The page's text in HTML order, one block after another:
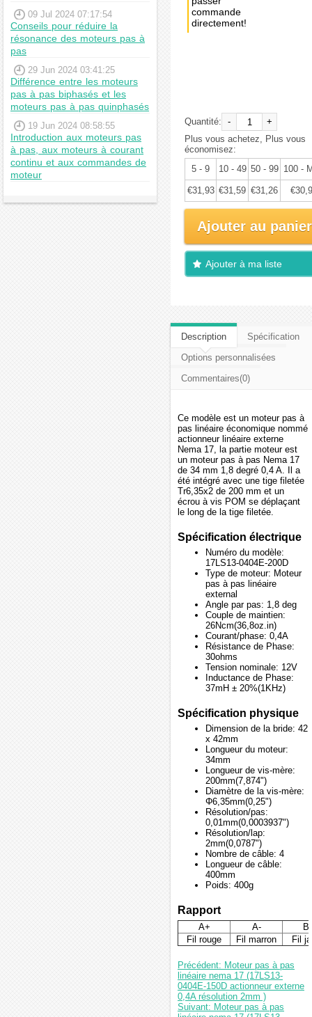
09 Jul 2024 07:17:54
Conseils pour réduire la
résonance des moteurs pas à
pas
29 Jun 2024 03:41:25
Différence entre les moteurs
pas à pas biphasés et les
moteurs pas à pas quinphasés
19 Jun 2024 08:58:55
Introduction aux moteurs pas
à pas, aux moteurs à courant
continu et aux commandes de
moteur
commande
directement!
Quantité: -
+
Plus vous achetez, Plus vous
économisez:
5 - 9
10 - 49 50 - 99 100 -
€31,93 €31,59 €31,26
Ajouter au panier
Ajouter à ma liste
Description
Spécification
Options personnalisées
Commentaires(0)
Ce modèle est un moteur pas à
pas linéaire économique nommé
actionneur linéaire externe
Nema 17, la partie moteur est
un moteur pas à pas Nema 17
de 34 mm 1,8 degré 0,4 A. Il a
été intégré avec une tige filetée
Tr6,35x2 de 200 mm et un
écrou à vis POM se déplaçant
le long de la tige filetée.
Spécification électrique
Numéro du modèle:
17LS13-0404E-200D
Type de moteur: Moteur
pas à pas linéaire
external
Angle par pas: 1,8 deg
Couple de maintien:
26Ncm(36,8oz.in)
Courant/phase: 0,4A
Résistance de Phase:
30ohms
Tension nominale: 12V
Inductance de Phase:
37mH ± 20%(1KHz)
Spécification physique
Dimension de la bride: 42
x 42mm
Longueur du moteur:
34mm
Longueur de vis-mère:
200mm(7,874")
Diamètre de la vis-mère:
Φ6,35mm(0,25")
Résolution/pas:
0,01mm(0,0003937")
Résolution/lap:
2mm(0,0787")
Nombre de câble: 4
Longueur de câble:
400mm
Poids: 400g
Rapport
A+ A-
Fil rouge
Fil marron Fil
Précédent: Moteur pas à pas
linéaire nema 17 (17LS13-
0404E-150D actionneur externe
0,4A résolution 2mm )
Suivant: Moteur pas à pas